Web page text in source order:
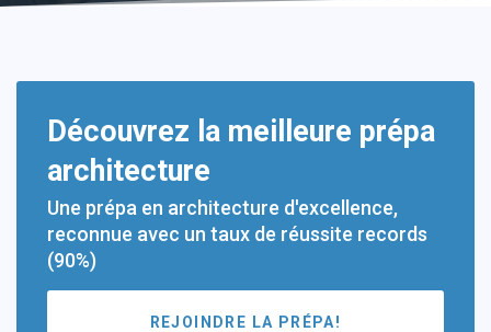
Découvrez la meilleure prépa
architecture
Une prépa en architecture d'excellence,
reconnue avec un taux de réussite records
(90%)
REJOINDRE LA PRÉPA!